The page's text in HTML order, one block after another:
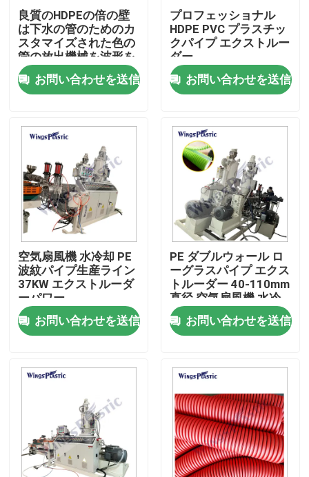
家
私達について
工場旅行
品質管理
私達に連絡しなさい
プラスチック管の押出機機械
プラスチック管の放出ライン
プラスチック管の押出機機械
HDPEの管の押出機機械
良質のHDPEの倍の壁
は下水の管のためのカ
スタマイズされた色の
管の放出機械を波形を
付けた
お問い合わせを送信
プロフェッショナル
HDPE PVC プラスチッ
クパイプ エクストルー
ダー
お問い合わせを送信
空気扇風機 水冷却 PE
波紋パイプ生産ライン
37KW エクストルーダ
ーパワー
お問い合わせを送信
PE ダブルウォール ロ
ーグラスパイプ エクス
トルーダー 40-110mm
直径 空気扇風機 水冷
却
お問い合わせを送信